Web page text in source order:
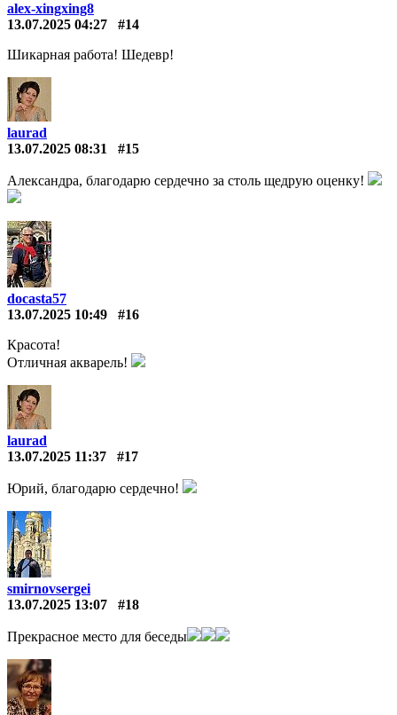
alex-xingxing8
13.07.2025 04:27
#14
Шикарная работа! Шедевр!
laurad
13.07.2025 08:31
#15
Александра, благодарю сердечно за столь щедрую оценку!
docasta57
13.07.2025 10:49
#16
Красота!
Отличная акварель!
laurad
13.07.2025 11:37
#17
Юрий, благодарю сердечно!
smirnovsergei
13.07.2025 13:07
#18
Прекрасное место для беседы